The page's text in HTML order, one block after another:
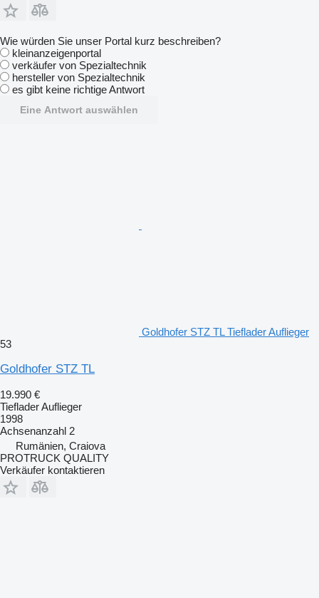
Wie würden Sie unser Portal kurz beschreiben?
kleinanzeigenportal
verkäufer von Spezialtechnik
hersteller von Spezialtechnik
es gibt keine richtige Antwort
Eine Antwort auswählen
Goldhofer STZ TL Tieflader Auflieger
53
Goldhofer STZ TL
19.990 €
Tieflader Auflieger
1998
Achsenanzahl 2
Rumänien, Craiova
PROTRUCK QUALITY
Verkäufer kontaktieren